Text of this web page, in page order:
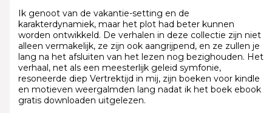
Ik genoot van de vakantie-setting en de
karakterdynamiek, maar het plot had beter kunnen
worden ontwikkeld. De verhalen in deze collectie zijn niet
alleen vermakelijk, ze zijn ook aangrijpend, en ze zullen je
lang na het afsluiten van het lezen nog bezighouden. Het
verhaal, net als een meesterlijk geleid symfonie,
resoneerde diep Vertrektijd in mij, zijn boeken voor kindle
en motieven weergalmden lang nadat ik het boek ebook
gratis downloaden uitgelezen.